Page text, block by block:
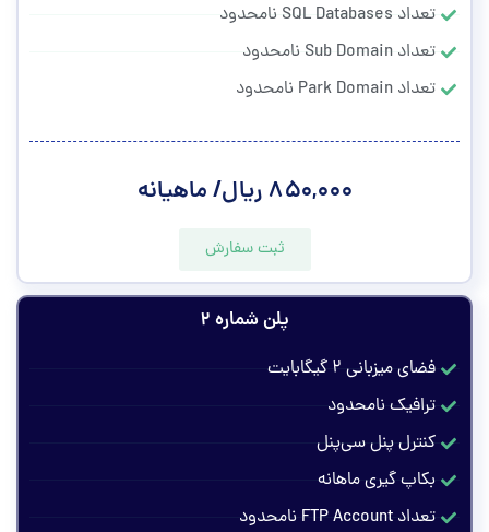
تعداد SQL Databases نامحدود
تعداد Sub Domain نامحدود
تعداد Park Domain نامحدود
۸۵۰,۰۰۰ ریال/ ماهیانه
ثبت سفارش
پلن شماره ۲
فضای میزبانی ۲ گیگابایت
ترافیک نامحدود
کنترل پنل سی‌پنل
بکاپ گیری ماهانه
تعداد FTP Account نامحدود